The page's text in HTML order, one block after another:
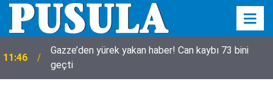
11:46
Gazze’den yürek yakan haber! Can kaybı 73 bini
geçti